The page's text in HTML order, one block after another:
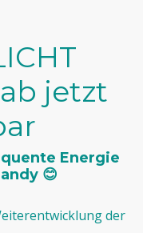
jetzt
Energie
😊
der